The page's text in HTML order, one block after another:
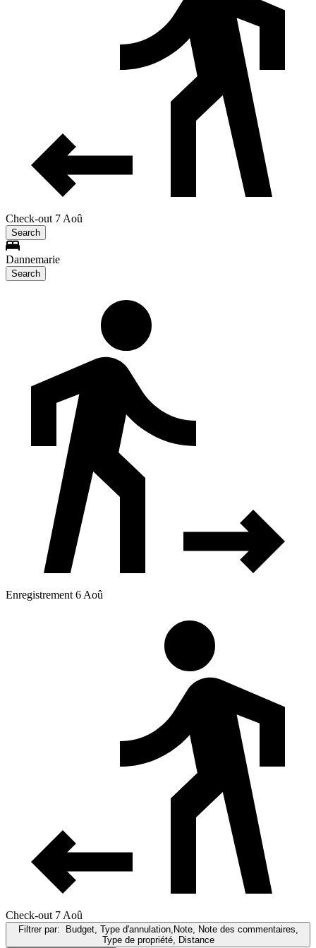
Check-out 7 Aoû
Search
Dannemarie
Search
Enregistrement 6 Aoû
Check-out 7 Aoû
Filtrer par: Budget, Type d'annulation,Note, Note des commentaires,
Type de propriété, Distance